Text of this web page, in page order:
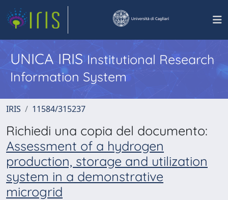
UNICA IRISInstitutional Research
Information System
IRIS 11584/315237
Richiedi una copia del documento:
Assessment of a hydrogen
production, storage and utilization
system in a demonstrative
microgrid